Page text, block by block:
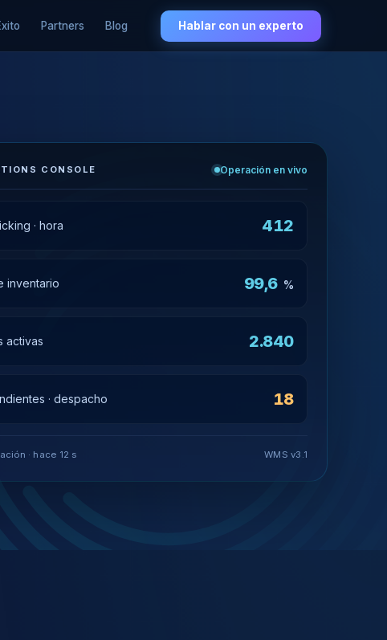
Partners Blog Hablar con un experto
CONSOLE Operación en vivo
· hora 412
inventario 99,6 %
activas 2.840
· despacho 18
· hace 12 s WMS v3.1